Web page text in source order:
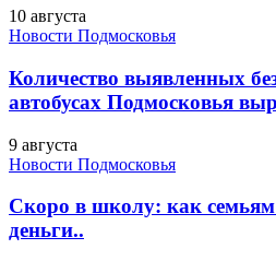
10 августа
Новости Подмосковья
Количество выявленных
автобусах Подмосковья
9 августа
Новости Подмосковья
Скоро в школу: как
деньги..